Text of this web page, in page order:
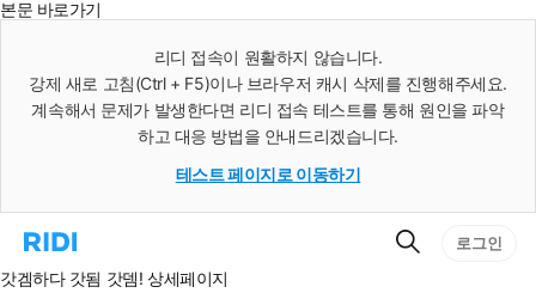
본문 바로가기
리디 접속이 원활하지 않습니다.
강제 새로 고침(Ctrl + F5)이나 브라우저 캐시 삭제를 진행해주세요.
계속해서 문제가 발생한다면 리디 접속 테스트를 통해 원인을 파악
하고 대응 방법을 안내드리겠습니다.
테스트 페이지로 이동하기
리
홈
검
로그인
갓겜하다 갓됨 갓뎀! 상세페이지